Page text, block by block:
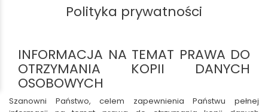
Polityka prywatności
INFORMACJA NA TEMAT PRAWA DO
OTRZYMANIA KOPII DANYCH
OSOBOWYCH
Szanowni Państwo, celem zapewnienia Państwu pełnej